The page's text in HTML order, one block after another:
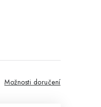
Možnosti doručení